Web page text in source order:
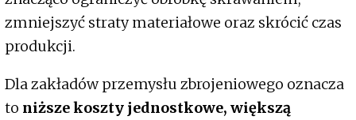
zmniejszyć straty materiałowe oraz skrócić czas
produkcji.
Dla zakładów przemysłu zbrojeniowego oznacza
to niższe koszty jednostkowe, większą